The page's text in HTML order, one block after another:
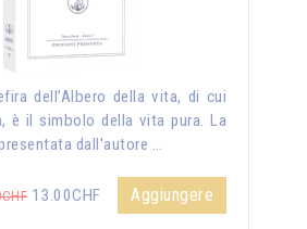
dell’Albero della vita, di cui
è il simbolo della vita pura. La
dall'autore …
13.00CHF Aggiungere